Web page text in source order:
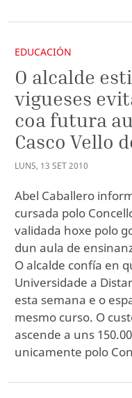
EDUCACIÓN
O alcalde
vigueses
coa futura
Casco Vello
LUNS, 13 SET2010
Abel Caballero
cursada polo
validada hoxe polo
dun aula de
O alcalde confía en
Universidade a
esta semana e o
mesmo curso. O
ascende a uns
unicamente polo